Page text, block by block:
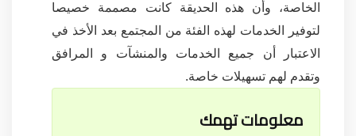
الخاصة، وأن هذه الحديقة كانت مصممة خصيصا
لتوفير الخدمات لهذه الفئة من المجتمع بعد الأخذ في
الاعتبار أن جميع الخدمات والمنشآت و المرافق
وتقدم لهم تسهيلات خاصة.
معلومات تهمك